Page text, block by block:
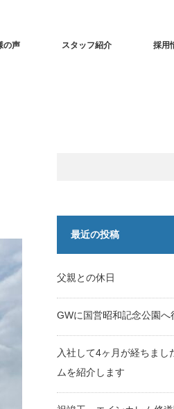
の声 スタッフ紹介 採用
最近の投稿
父親との休日
GWに国営昭和記念公園へ
入社して4ヶ月が経ちまし
ムを紹介します